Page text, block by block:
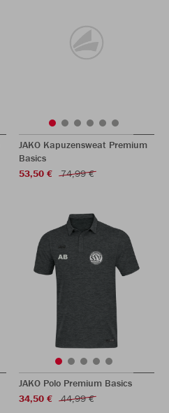
JAKO Kapuzensweat Premium
Basics
53,50 €
74,99 €
JAKO Polo Premium Basics
34,50 €
44,99 €